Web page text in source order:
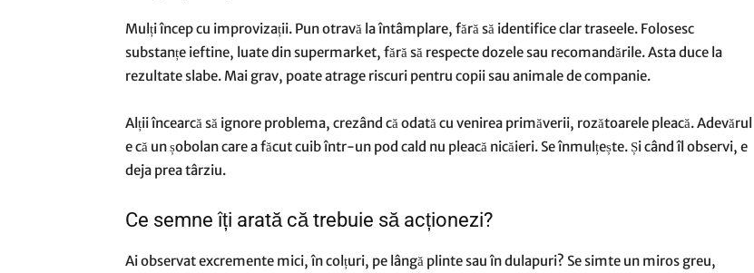
Mulți încep cu improvizații. Pun otravă la întâmplare, fără să identifice clar traseele. Folosesc
substanțe ieftine, luate din supermarket, fără să respecte dozele sau recomandările. Asta duce la
rezultate slabe. Mai grav, poate atrage riscuri pentru copii sau animale de companie.
Alții încearcă să ignore problema, crezând că odată cu venirea primăverii, rozătoarele pleacă. Adevărul
e că un șobolan care a făcut cuib într-un pod cald nu pleacă nicăieri. Se înmulțește. Și când îl observi, e
deja prea târziu.
Ce semne îți arată că trebuie să acționezi?
Ai observat excremente mici, în colțuri, pe lângă plinte sau în dulapuri? Se simte un miros greu,